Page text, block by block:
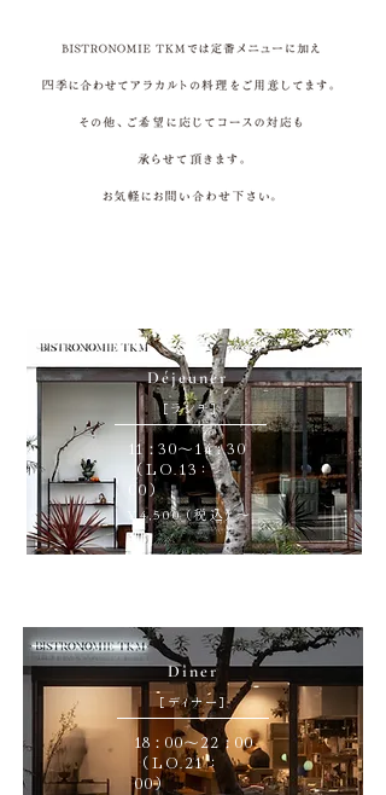
Déjeuner
［ランチ］
11：30〜14：30
（L O.13：
00）
¥4,500（税込）～
［ディナー ］
Dîner
18： 00〜22 ： 00
（LO.21：
00）